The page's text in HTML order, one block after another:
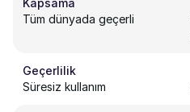
Kapsama
Tüm dünyada geçerli
Geçerlilik
Süresiz kullanım